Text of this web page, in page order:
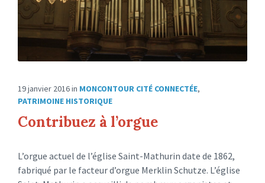
19 janvier 2016in MONCONTOUR CITÉ CONNECTÉE,
PATRIMOINE HISTORIQUE
Contribuez à l’orgue
L’orgue actuel de l’église Saint-Mathurin date de 1862,
fabriqué par le facteur d’orgue Merklin Schutze. L’église